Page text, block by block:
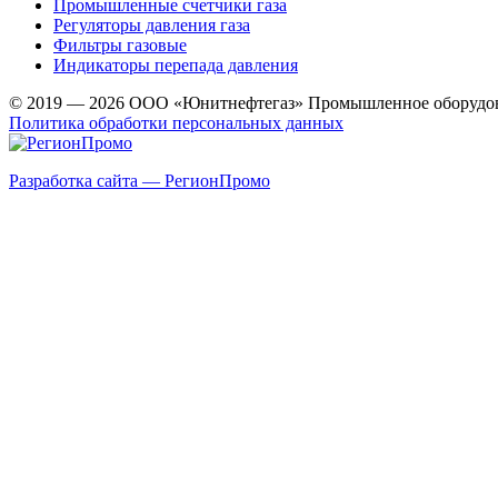
Промышленные счетчики газа
Регуляторы давления газа
Фильтры газовые
Индикаторы перепада давления
© 2019 — 2026 ООО «Юнитнефтегаз» Промышленное
Политика обработки персональных данных
Разработка сайта — РегионПромо